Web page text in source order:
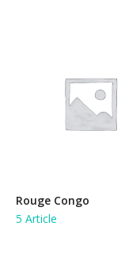
Rouge Congo
5 Article